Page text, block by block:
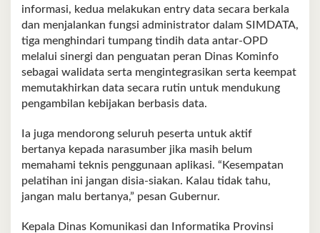
informasi, kedua melakukan entry data secara berkala
dan menjalankan fungsi administrator dalam SIMDATA,
tiga menghindari tumpang tindih data antar-OPD
melalui sinergi dan penguatan peran Dinas Kominfo
sebagai walidata serta mengintegrasikan serta keempat
memutakhirkan data secara rutin untuk mendukung
pengambilan kebijakan berbasis data.
Ia juga mendorong seluruh peserta untuk aktif
bertanya kepada narasumber jika masih belum
memahami teknis penggunaan aplikasi. “Kesempatan
pelatihan ini jangan disia-siakan. Kalau tidak tahu,
jangan malu bertanya,” pesan Gubernur.
Kepala Dinas Komunikasi dan Informatika Provinsi